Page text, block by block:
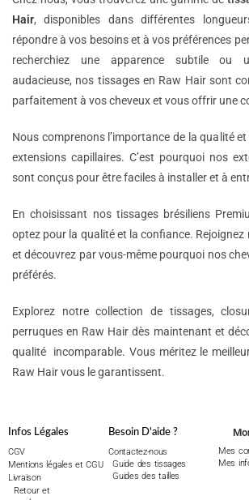
Hair, disponibles dans différentes
répondre à vos besoins et à vos préférences
recherchiez une apparence subtile ou
audacieuse, nos tissages en Raw Hair sont
parfaitement à vos cheveux et vous offrir une
Nous comprenons l’importance de la qualité et
extensions capillaires. C’est pourquoi nos
sont conçus pour être faciles à installer et à
En choisissant nos tissages brésiliens
optez pour la qualité et la confiance.
et découvrez par vous-même pourquoi nos
préférés.
Explorez notre collection de tissages,
perruques en Raw Hair dès maintenant et
qualité incomparable. Vous méritez le
Raw Hair vous le garantissent.
Infos Légales
CGV
Mentions légales et CGU
Livraison
Retour et
Besoin D'aide ?
Contactez-nous
Guide des tissages
Guides des tailles
Mes
Mes